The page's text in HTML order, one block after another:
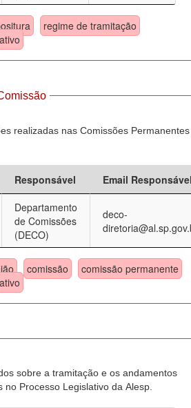
regime de tramitação
realizadas nas Comissões
Responsável
Email
Departamento
de Comissões
(DECO)
deco-
comissão
comissão permanente
sobre a tramitação e os andamentos
no Processo Legislativo da Alesp.